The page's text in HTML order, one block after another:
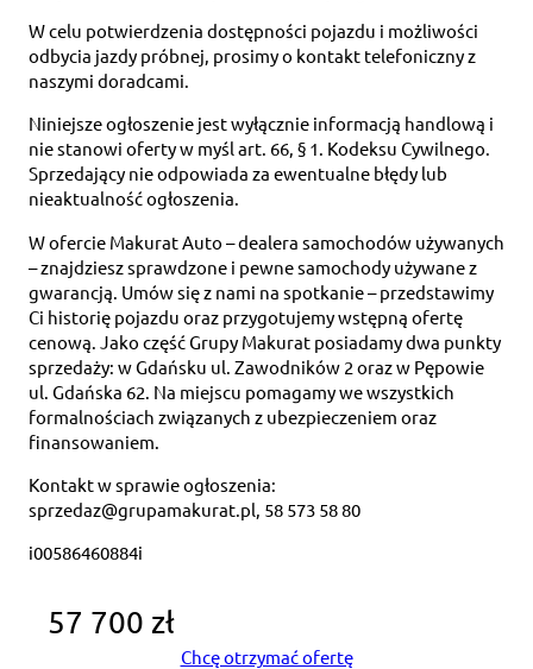
W celu potwierdzenia dostępności pojazdu i możliwości
odbycia jazdy próbnej, prosimy o kontakt telefoniczny z
naszymi doradcami.
Niniejsze ogłoszenie jest wyłącznie informacją handlową i
nie stanowi oferty w myśl art. 66, § 1. Kodeksu Cywilnego.
Sprzedający nie odpowiada za ewentualne błędy lub
nieaktualność ogłoszenia.
W ofercie Makurat Auto – dealera samochodów używanych
– znajdziesz sprawdzone i pewne samochody używane z
gwarancją. Umów się z nami na spotkanie – przedstawimy
Ci historię pojazdu oraz przygotujemy wstępną ofertę
cenową. Jako część Grupy Makurat posiadamy dwa punkty
sprzedaży: w Gdańsku ul. Zawodników 2 oraz w Pępowie
ul. Gdańska 62. Na miejscu pomagamy we wszystkich
formalnościach związanych z ubezpieczeniem oraz
finansowaniem.
Kontakt w sprawie ogłoszenia:
sprzedaz@grupamakurat.pl, 58 573 58 80
i00586460884i
57 700 zł
Chcę otrzymać ofertę